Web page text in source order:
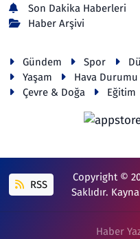
Son Dakika Haberleri
Haber Arşivi
Gündem Spor
Yaşam
Hava Durumu
Çevre & Doğa
Eğitim
RSS
Copyright ©
Saklıdır.
Haber